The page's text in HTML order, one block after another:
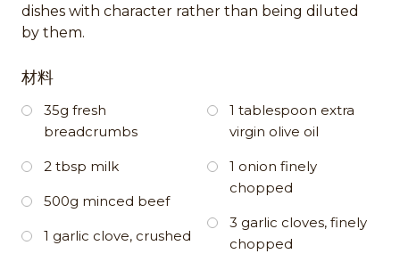
dishes with character rather than being diluted
by them.
材料
35g fresh
breadcrumbs
2 tbsp milk
500g minced beef
1 garlic clove, crushed
1 tablespoon extra
virgin olive oil
1 onion finely
chopped
3 garlic cloves, finely
chopped